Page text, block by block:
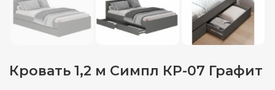
Кровать 1,2 м Симпл КР-07 Графит